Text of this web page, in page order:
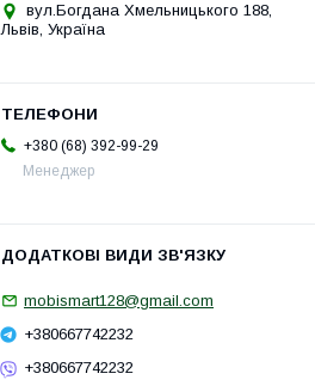
вул.Богдана Хмельницького 188,
Львів, Україна
+380 (68) 392-99-29
Менеджер
mobismart128@gmail.com
+380667742232
+380667742232